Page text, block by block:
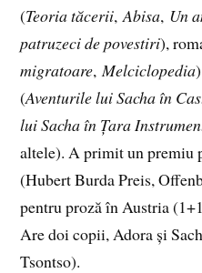
(Teoria tăcerii,Abisa, Un
patruzeci de povestiri),
migratoare, Melciclopedia
(Aventurile lui Sacha în
lui Sacha în Țara
altele). A primit un premiu
(Hubert Burda Preis,
pentru proză în Austria
Are doi copii, Adora și
Tsontso).